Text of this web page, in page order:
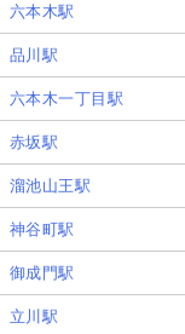
六本木駅
品川駅
六本木一丁目駅
赤坂駅
溜池山王駅
神谷町駅
御成門駅
立川駅